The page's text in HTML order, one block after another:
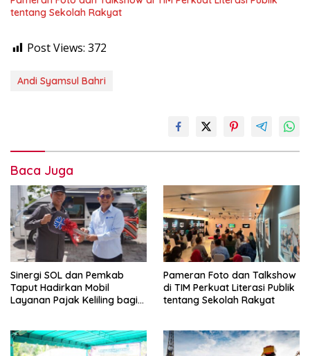
tentang Sekolah Rakyat
Post Views: 372
Andi Syamsul Bahri
Baca Juga
Sinergi SOL dan Pemkab
Taput Hadirkan Mobil
Layanan Pajak Keliling bagi
Pameran Foto dan Talkshow
di TIM Perkuat Literasi Publik
tentang Sekolah Rakyat